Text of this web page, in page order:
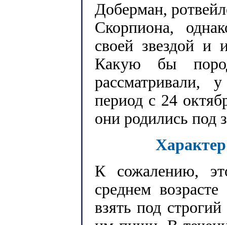
Доберман,
Скорпиона,
своей звездой и
Какую бы
рассматривали,
период с 24
они родились под
К сожалению,
среднем
взять под